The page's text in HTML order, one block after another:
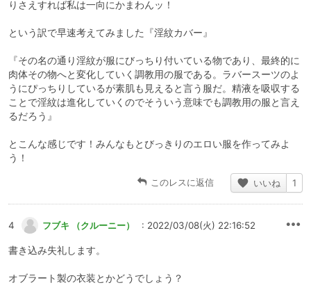
りさえすれば私は一向にかまわんッ！
という訳で早速考えてみました『淫紋カバー』
『その名の通り淫紋が服にびっちり付いている物であり、最終的に
肉体その物へと変化していく調教用の服である。ラバースーツのよ
うにぴっちりしているが素肌も見えると言う服だ。精液を吸収する
ことで淫紋は進化していくのでそういう意味でも調教用の服と言え
るだろう』
とこんな感じです！みんなもとびっきりのエロい服を作ってみよ
う！
このレスに返信 いいね 1
4 フブキ （クルーニー） : 2022/03/08(火) 22:16:52
書き込み失礼します。
オブラート製の衣装とかどうでしょう？